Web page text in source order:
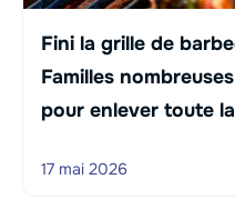
Fini la grille de
Familles
pour enlever toute
17 mai 2026